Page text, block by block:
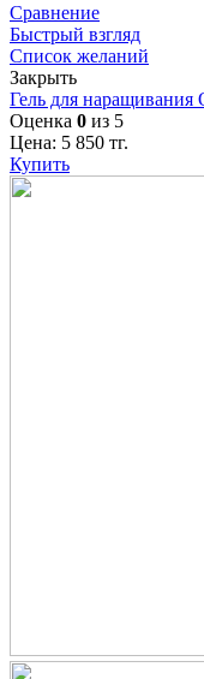
Сравнение
Быстрый взгляд
Список желаний
Закрыть
Гель для
Оценка 0 из 5
Цена: 5 850 тг.
Купить